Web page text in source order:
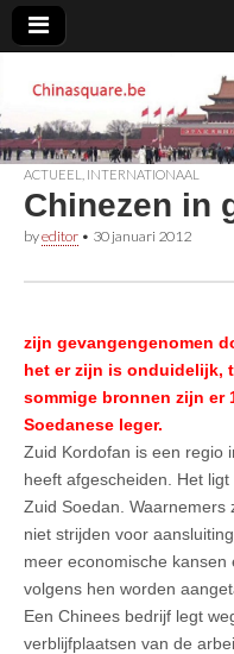
ACTUEEL INTERNATIONAAL
Chinezen in
byeditor • 30 januari 2012
zijn gevangengenomen
het er zijn is onduidelijk,
sommige bronnen zijn er
Soedanese leger.
Zuid Kordofan is een regio
heeft afgescheiden. Het
Zuid Soedan.
niet strijden voor
meer economische
volgens hen worden
Een Chinees bedrijf legt
verblijfplaatsen van de